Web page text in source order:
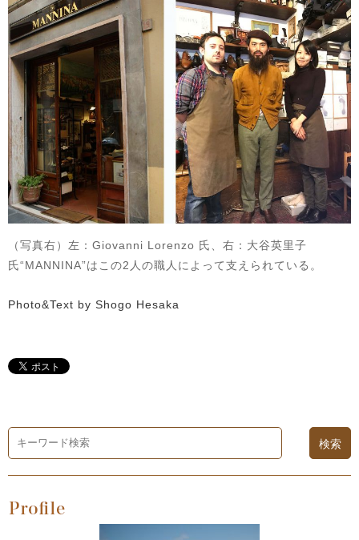
（写真右）左：Giovanni Lorenzo 氏、右：大谷英里子
氏“MANNINA”はこの2人の職人によって支えられている。
Photo&Text by Shogo Hesaka